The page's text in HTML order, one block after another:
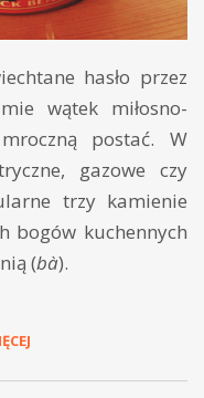
hasło przez
wątek miłosno-
postać. W
gazowe czy
trzy kamienie
bogów kuchennych
(bà).